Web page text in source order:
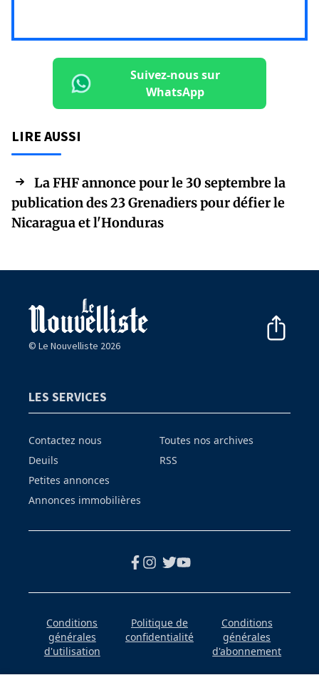
Suivez-nous sur
WhatsApp
LIRE AUSSI
La FHF annonce pour le 30 septembre la
publication des 23 Grenadiers pour défier le
Nicaragua et l'Honduras
© Le Nouvelliste 2026
LES SERVICES
Contactez nous
Deuils
Petites annonces
Annonces immobilières
Toutes nos archives
RSS
Conditions
générales
d'utilisation
Politique de
confidentialité
Conditions
générales
d'abonnement